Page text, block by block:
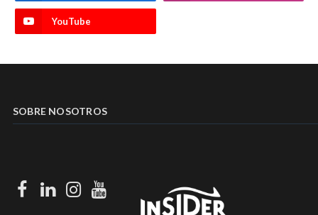
YouTube
SOBRE NOSOTROS
Facebook
LinkedIn
Instagram
Youtube